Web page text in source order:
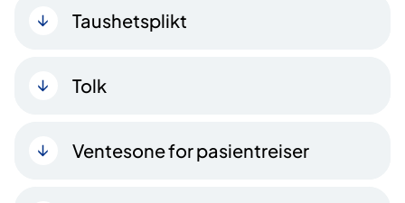
Taushetsplikt
Tolk
Ventesone for pasientreiser